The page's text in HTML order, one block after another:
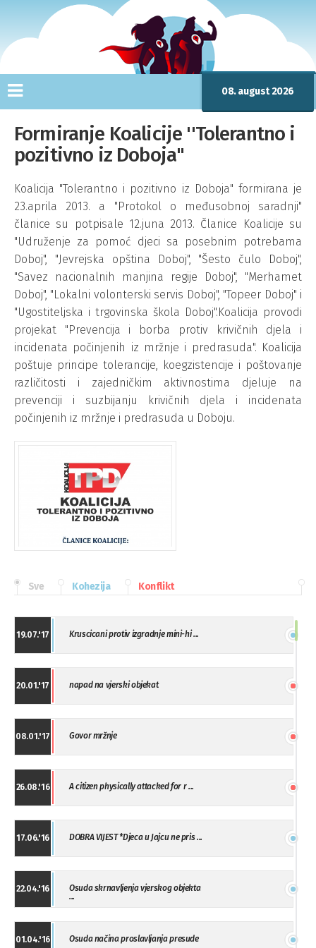
08. august 2026
Formiranje Koalicije ''Tolerantno i
pozitivno iz Doboja"
Koalicija "Tolerantno i pozitivno iz Doboja" formirana je
23.aprila 2013. a "Protokol o međusobnoj saradnji"
članice su potpisale 12.juna 2013. Članice Koalicije su
"Udruženje za pomoć djeci sa posebnim potrebama
Doboj", "Jevrejska opština Doboj", "Šesto čulo Doboj",
"Savez nacionalnih manjina regije Doboj", "Merhamet
Doboj", "Lokalni volonterski servis Doboj", "Topeer Doboj" i
"Ugostiteljska i trgovinska škola Doboj".Koalicija provodi
projekat "Prevencija i borba protiv krivičnih djela i
incidenata počinjenih iz mržnje i predrasuda". Koalicija
poštuje principe tolerancije, koegzistencije i poštovanje
različitosti i zajedničkim aktivnostima djeluje na
prevenciji i suzbijanju krivičnih djela i incidenata
počinjenih iz mržnje i predrasuda u Doboju.
Sve Kohezija Konflikt
19.07.'17 Kruscicani protiv izgradnje mini-hi ...
20.01.'17 napad na vjerski objekat
08.01.'17 Govor mržnje
26.08.'16 A citizen physically attacked for r ...
17.06.'16 DOBRA VIJEST *Djeca u Jajcu ne pris ...
22.04.'16
Osuda skrnavljenja vjerskog objekta
...
01.04.'16
Osuda načina proslavljanja presude